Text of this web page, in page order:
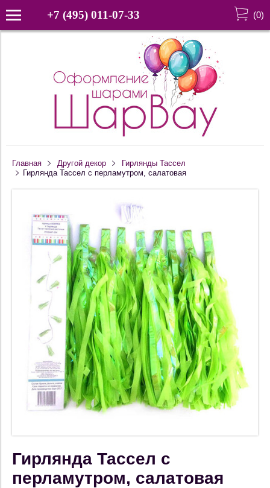
+7 (495) 011-07-33 (0)
Главная Другой декор
Гирлянды Тассел
Гирлянда Тассел с перламутром, салатовая
Гирлянда Тассел с
перламутром, салатовая